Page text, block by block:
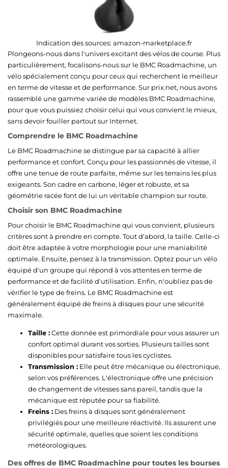
Indication des sources: amazon-marketplace.fr
Plongeons-nous dans l'univers excitant des vélos de course. Plus
particulièrement, focalisons-nous sur le BMC Roadmachine, un
vélo spécialement conçu pour ceux qui recherchent le meilleur
en terme de vitesse et de performance. Sur prix.net, nous avons
rassemblé une gamme variée de modèles BMC Roadmachine,
pour que vous puissiez choisir celui qui vous convient le mieux,
sans devoir fouiller partout sur Internet.
Comprendre le BMC Roadmachine
Le BMC Roadmachine se distingue par sa capacité à allier
performance et confort. Conçu pour les passionnés de vitesse, il
offre une tenue de route parfaite, même sur les terrains les plus
exigeants. Son cadre en carbone, léger et robuste, et sa
géométrie racée font de lui un véritable champion sur route.
Choisir son BMC Roadmachine
Pour choisir le BMC Roadmachine qui vous convient, plusieurs
critères sont à prendre en compte. Tout d'abord, la taille. Celle-ci
doit être adaptée à votre morphologie pour une maniabilité
optimale. Ensuite, pensez à la transmission. Optez pour un vélo
équipé d'un groupe qui répond à vos attentes en terme de
performance et de facilité d'utilisation. Enfin, n'oubliez pas de
vérifier le type de freins. Le BMC Roadmachine est
généralement équipé de freins à disques pour une sécurité
maximale.
Taille :Cette donnée est primordiale pour vous assurer un
confort optimal durant vos sorties. Plusieurs tailles sont
disponibles pour satisfaire tous les cyclistes.
Transmission : Elle peut être mécanique ou électronique,
selon vos préférences. L'électronique offre une précision
de changement de vitesses sans pareil, tandis que la
mécanique est réputée pour sa fiabilité.
Freins : Des freins à disques sont généralement
privilégiés pour une meilleure réactivité. Ils assurent une
sécurité optimale, quelles que soient les conditions
météorologiques.
Des offres de BMC Roadmachine pour toutes les bourses